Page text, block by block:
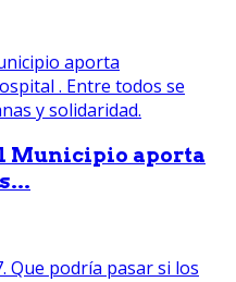
Municipio aporta